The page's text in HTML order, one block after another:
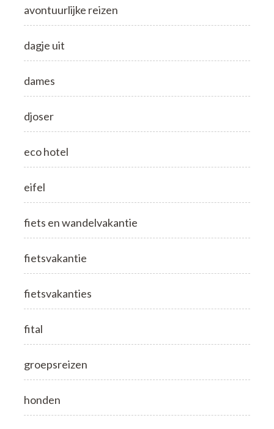
avontuurlijke reizen
dagje uit
dames
djoser
eco hotel
eifel
fiets en wandelvakantie
fietsvakantie
fietsvakanties
fital
groepsreizen
honden